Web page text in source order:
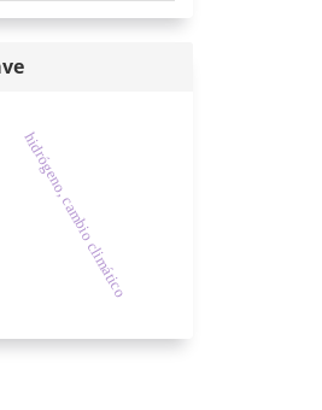
hidrógeno, cambio climático